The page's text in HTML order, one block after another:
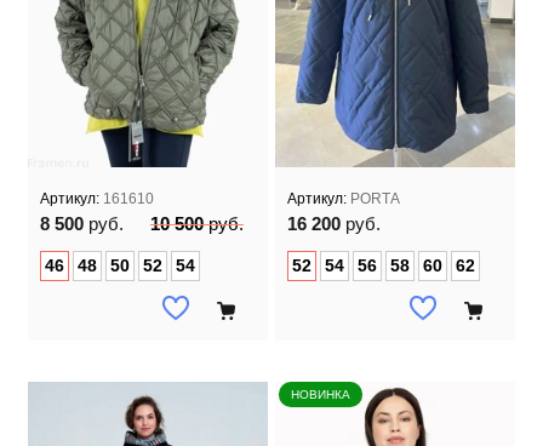
Артикул: 161610
8 500 руб. 10 500руб.
46 48 50 52 54
Артикул: PORTA
16 200 руб.
52 54 56 58 60 62
НОВИНКА